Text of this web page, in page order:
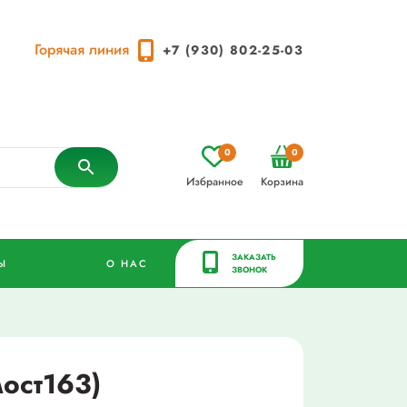
Горячая линия +7 (930) 802-25-03
Избранное
0
Корзина
0
О НАС
ЗАКАЗАТЬ
ЗВОНОК